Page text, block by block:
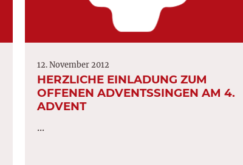
12. November 2012
HERZLICHE EINLADUNG ZUM
OFFENEN ADVENTSSINGEN AM 4.
ADVENT
...